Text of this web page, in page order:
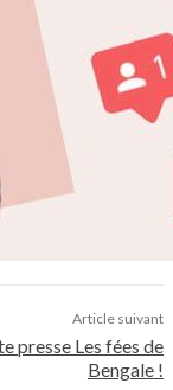
Article suivant
presse Les fées de
Bengale !